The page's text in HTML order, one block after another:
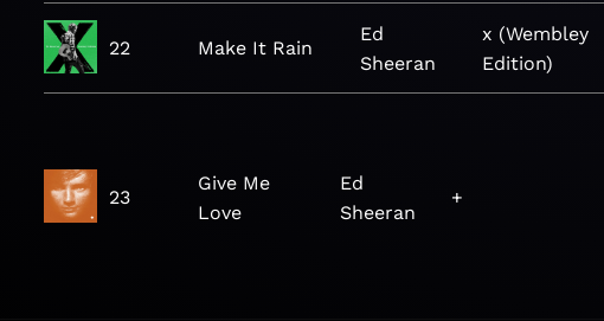
22 Make It Rain
Ed
Sheeran
x (Wembley
Edition)
23
Give Me
Love
Ed
Sheeran
+